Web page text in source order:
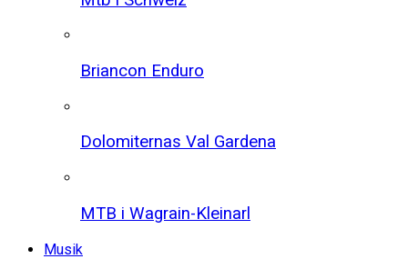
Briancon Enduro
Dolomiternas Val Gardena
MTB i Wagrain-Kleinarl
Musik